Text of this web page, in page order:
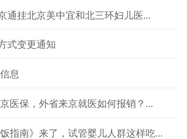
通挂北京美中宜和北三环妇儿医...
式变更通知
息
医保，外省来京就医如何报销？...
指南》来了，试管婴儿人群这样吃...